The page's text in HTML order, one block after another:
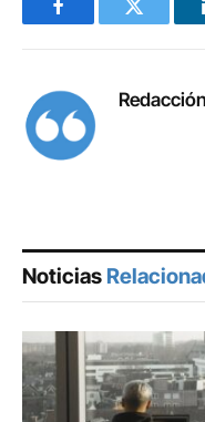
FacebookTwitter
Redacción
Noticias